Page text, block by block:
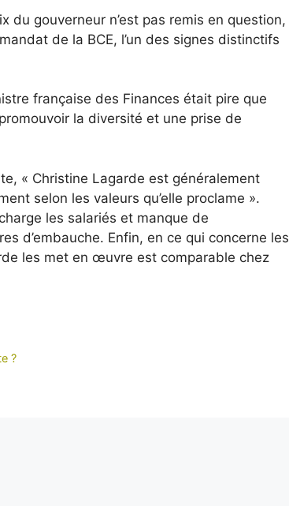
gouverneur n’est pas remis en question,
de la BCE, l’un des signes distinctifs
française des Finances était pire que
la diversité et une prise de
« Christine Lagarde est généralement
selon les valeurs qu’elle proclame ».
les salariés et manque de
d’embauche. Enfin, en ce qui concerne les
les met en œuvre est comparable chez
?